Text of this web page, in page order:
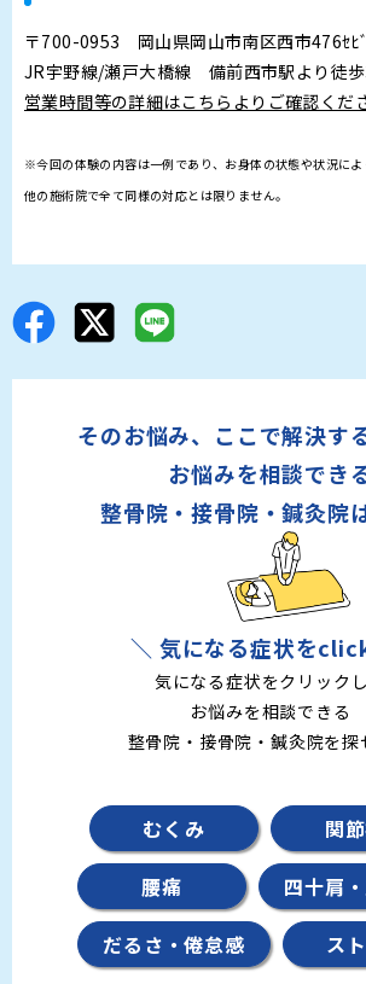
〒700-0953 岡山県岡山市南区西市476ｾﾋ
JR宇野線/瀬戸大橋線 備前西市駅より徒
営業時間等の詳細はこちらよりご確認くだ
※今回の体験の内容は一例であり、お身体の状態や状況によ
他の施術院で全て同様の対応とは限りません。
そのお悩み、ここで解決す
お悩みを相談でき
整骨院・接骨院・鍼灸院
＼ 気になる症状を
気になる症状をクリック
お悩みを相談できる
整骨院・接骨院・鍼灸院を探
むくみ
関
腰痛
四十肩
だるさ・倦怠感
ス